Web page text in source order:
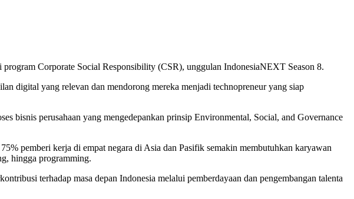
Corporate Social Responsibility (CSR), unggulan IndonesiaNEXT Season 8.
digital yang relevan dan mendorong mereka menjadi technopreneur yang siap
bisnis perusahaan yang mengedepankan prinsip Environmental, Social, and Governance
pemberi kerja di empat negara di Asia dan Pasifik semakin membutuhkan karyawan
hingga programming.
terhadap masa depan Indonesia melalui pemberdayaan dan pengembangan talenta